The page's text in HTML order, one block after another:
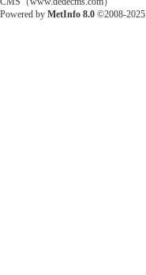
Powered by MetInfo 8.0 ©2008-2025